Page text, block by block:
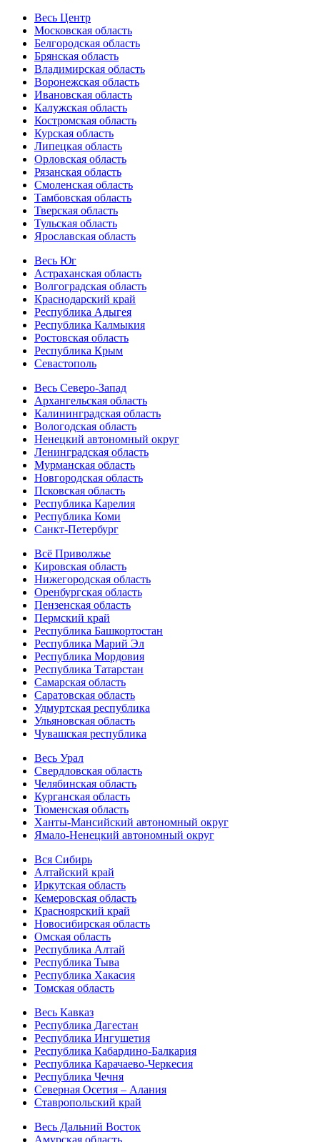
Весь Центр
Московская область
Белгородская область
Брянская область
Владимирская область
Воронежская область
Ивановская область
Калужская область
Костромская область
Курская область
Липецкая область
Орловская область
Рязанская область
Смоленская область
Тамбовская область
Тверская область
Тульская область
Ярославская область
Весь Юг
Астраханская область
Волгоградская область
Краснодарский край
Республика Адыгея
Республика Калмыкия
Ростовская область
Республика Крым
Севастополь
Весь Северо-Запад
Архангельская область
Калининградская область
Вологодская область
Ненецкий автономный округ
Ленинградская область
Мурманская область
Новгородская область
Псковская область
Республика Карелия
Республика Коми
Санкт-Петербург
Всё Приволжье
Кировская область
Нижегородская область
Оренбургская область
Пензенская область
Пермский край
Республика Башкортостан
Республика Марий Эл
Республика Мордовия
Республика Татарстан
Самарская область
Саратовская область
Удмуртская республика
Ульяновская область
Чувашская республика
Весь Урал
Свердловская область
Челябинская область
Курганская область
Тюменская область
Ханты-Мансийский автономный округ
Ямало-Ненецкий автономный округ
Вся Сибирь
Алтайский край
Иркутская область
Кемеровская область
Красноярский край
Новосибирская область
Омская область
Республика Алтай
Республика Тыва
Республика Хакасия
Томская область
Весь Кавказ
Республика Дагестан
Республика Ингушетия
Республика Кабардино-Балкария
Республика Карачаево-Черкесия
Республика Чечня
Северная Осетия – Алания
Ставропольский край
Весь Дальний Восток
Амурская область